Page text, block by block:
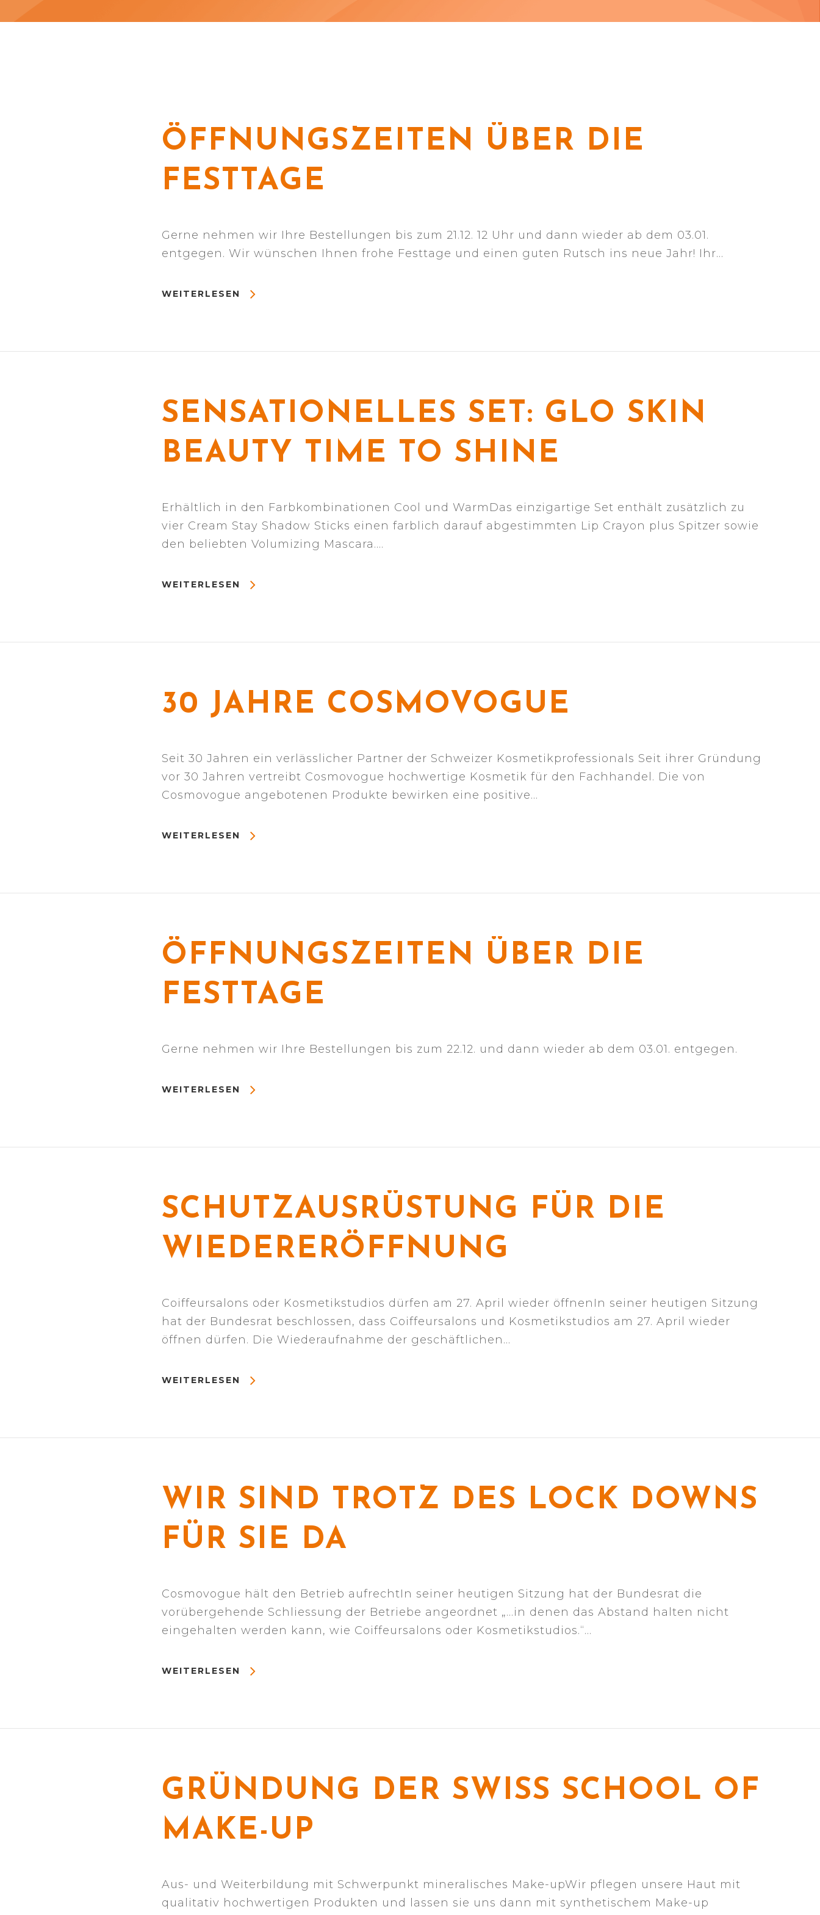
ÖFFNUNGSZEITEN ÜBER DIE
FESTTAGE
Gerne nehmen wir Ihre Bestellungen bis zum 21.12. 12 Uhr und dann wieder ab dem 03.01.
entgegen. Wir wünschen Ihnen frohe Festtage und einen guten Rutsch ins neue Jahr! Ihr…
WEITERLESEN
SENSATIONELLES SET: GLO SKIN
BEAUTY TIME TO SHINE
Erhältlich in den Farbkombinationen Cool und WarmDas einzigartige Set enthält zusätzlich zu
vier Cream Stay Shadow Sticks einen farblich darauf abgestimmten Lip Crayon plus Spitzer sowie
den beliebten Volumizing Mascara.…
WEITERLESEN
30 JAHRE COSMOVOGUE
Seit 30 Jahren ein verlässlicher Partner der Schweizer Kosmetikprofessionals Seit ihrer Gründung
vor 30 Jahren vertreibt Cosmovogue hochwertige Kosmetik für den Fachhandel. Die von
Cosmovogue angebotenen Produkte bewirken eine positive…
WEITERLESEN
ÖFFNUNGSZEITEN ÜBER DIE
FESTTAGE
Gerne nehmen wir Ihre Bestellungen bis zum 22.12. und dann wieder ab dem 03.01. entgegen.
WEITERLESEN
SCHUTZAUSRÜSTUNG FÜR DIE
WIEDERERÖFFNUNG
Coiffeursalons oder Kosmetikstudios dürfen am 27. April wieder öffnenIn seiner heutigen Sitzung
hat der Bundesrat beschlossen, dass Coiffeursalons und Kosmetikstudios am 27. April wieder
öffnen dürfen. Die Wiederaufnahme der geschäftlichen…
WEITERLESEN
WIR SIND TROTZ DES LOCK DOWNS
FÜR SIE DA
Cosmovogue hält den Betrieb aufrechtIn seiner heutigen Sitzung hat der Bundesrat die
vorübergehende Schliessung der Betriebe angeordnet „…in denen das Abstand halten nicht
eingehalten werden kann, wie Coiffeursalons oder Kosmetikstudios.“…
WEITERLESEN
GRÜNDUNG DER SWISS SCHOOL OF
MAKE-UP
Aus- und Weiterbildung mit Schwerpunkt mineralisches Make-upWir pflegen unsere Haut mit
qualitativ hochwertigen Produkten und lassen sie uns dann mit synthetischem Make-up